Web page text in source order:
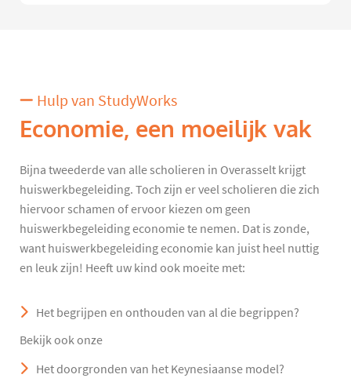
Hulp van StudyWorks
Economie, een moeilijk vak
Bijna tweederde van alle scholieren in Overasselt krijgt
huiswerkbegeleiding. Toch zijn er veel scholieren die zich
hiervoor schamen of ervoor kiezen om geen
huiswerkbegeleiding economie te nemen. Dat is zonde,
want huiswerkbegeleiding economie kan juist heel nuttig
en leuk zijn! Heeft uw kind ook moeite met:
Het begrijpen en onthouden van al die begrippen?
Bekijk ook onze
Het doorgronden van het Keynesiaanse model?